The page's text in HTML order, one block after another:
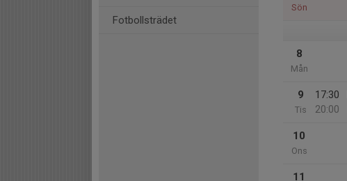
Fotbollsträdet
Sön
8
Mån
9
Tis
17:30
20:00
10
Ons
11